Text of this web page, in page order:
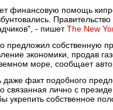
финансовую помощь
- пишетThe New
предложил собственную
экономики, продав
море, сообщает
даже факт подобного
лично с
укрепить собственное